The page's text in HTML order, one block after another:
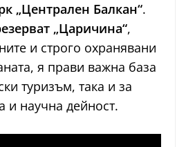
„Централен Балкан“.
„Царичина“,
и строго охранявани
я прави важна база
туризъм, така и за
и научна дейност.